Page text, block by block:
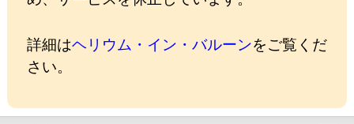
詳細はヘリウム・イン・バルーンをご覧くだ
さい。